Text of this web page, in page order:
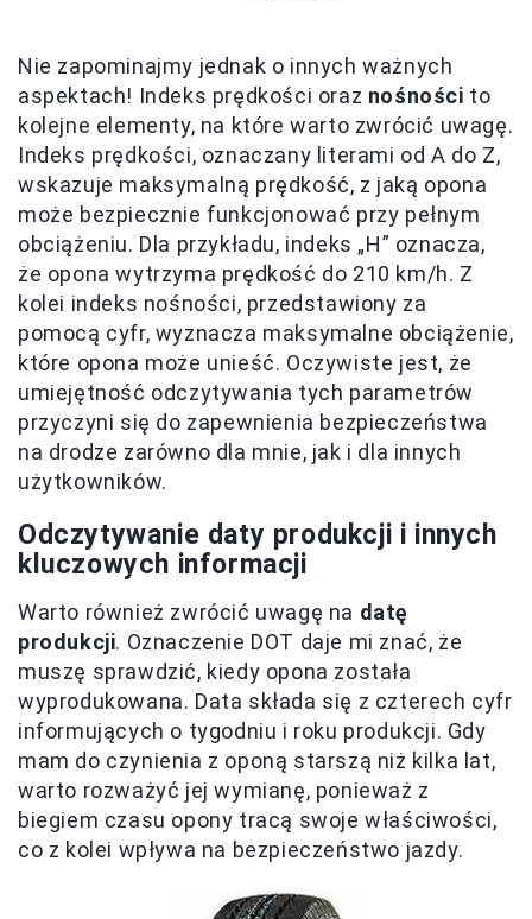
Nie zapominajmy jednak o innych ważnych
aspektach! Indeks prędkości oraz nośności to
kolejne elementy, na które warto zwrócić uwagę.
Indeks prędkości, oznaczany literami od A do Z,
wskazuje maksymalną prędkość, z jaką opona
może bezpiecznie funkcjonować przy pełnym
obciążeniu. Dla przykładu, indeks „H” oznacza,
że opona wytrzyma prędkość do 210 km/h. Z
kolei indeks nośności, przedstawiony za
pomocą cyfr, wyznacza maksymalne obciążenie,
które opona może unieść. Oczywiste jest, że
umiejętność odczytywania tych parametrów
przyczyni się do zapewnienia bezpieczeństwa
na drodze zarówno dla mnie, jak i dla innych
użytkowników.
Odczytywanie daty produkcji i innych
kluczowych informacji
Warto również zwrócić uwagę na datę
produkcji. Oznaczenie DOT daje mi znać, że
muszę sprawdzić, kiedy opona została
wyprodukowana. Data składa się z czterech cyfr
informujących o tygodniu i roku produkcji. Gdy
mam do czynienia z oponą starszą niż kilka lat,
warto rozważyć jej wymianę, ponieważ z
biegiem czasu opony tracą swoje właściwości,
co z kolei wpływa na bezpieczeństwo jazdy.